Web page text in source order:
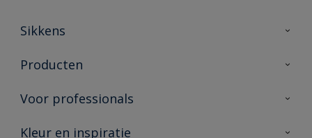
Sikkens
Over Sikkens
Duurzaamheid
Producten
Producten voor binnen
Vind je verkooppunt
Voor professionals
Advies & service
Kleur en inspiratie